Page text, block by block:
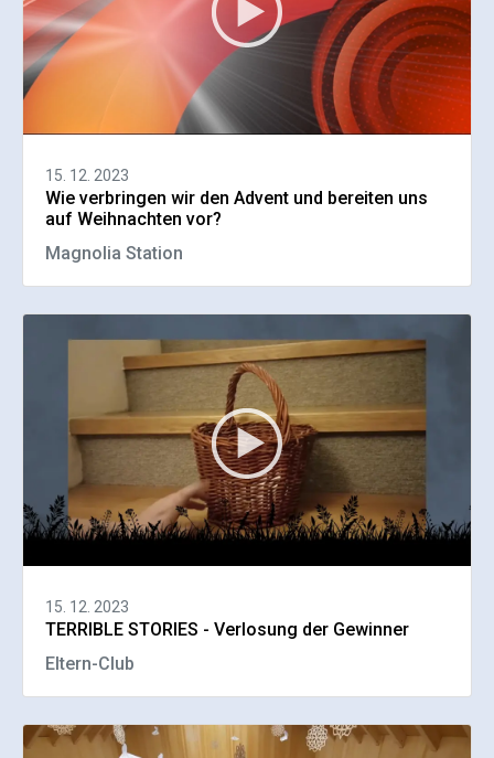
15. 12. 2023
Wie verbringen wir den Advent und bereiten uns
auf Weihnachten vor?
Magnolia Station
15. 12. 2023
TERRIBLE STORIES - Verlosung der Gewinner
Eltern-Club